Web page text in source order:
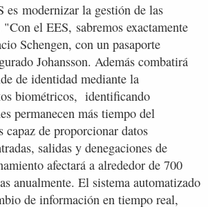
es modernizar la gestión de las
el EES, sabremos exactamente
Schengen, con un pasaporte
Johansson. Además combatirá
de identidad mediante la
biométricos, identificando
permanecen más tiempo del
capaz de proporcionar datos
salidas y denegaciones de
afectará a alrededor de 700
anualmente. El sistema automatizado
de información en tiempo real,